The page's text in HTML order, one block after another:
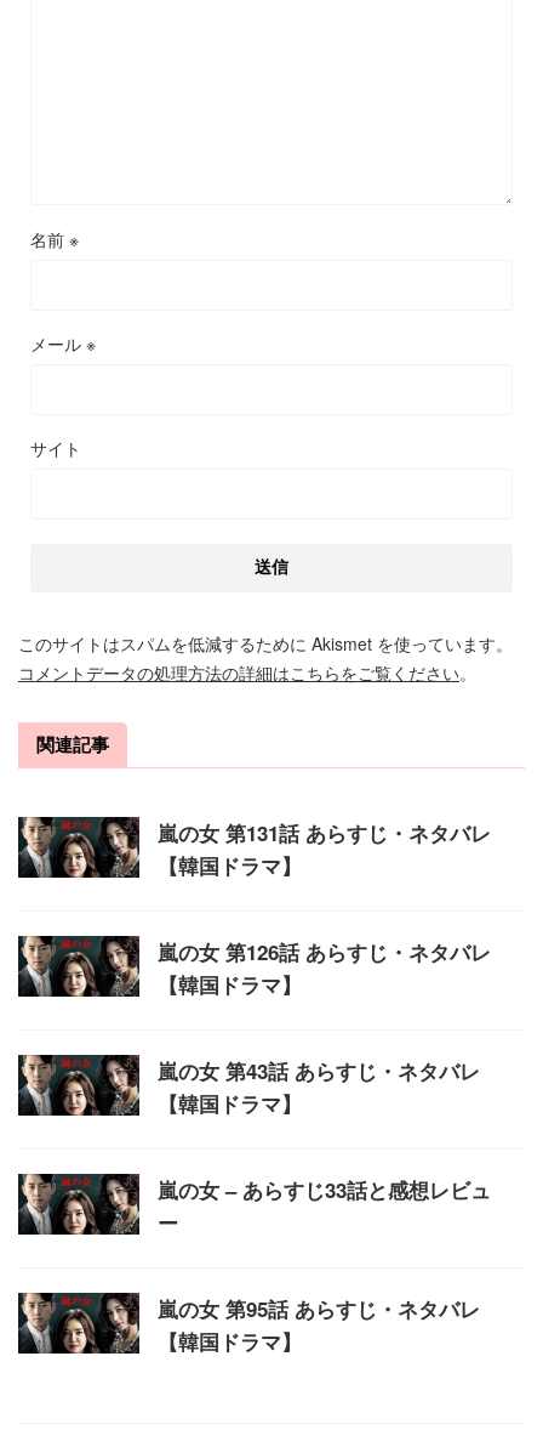
名前 ※
メール ※
サイト
このサイトはスパムを低減するために Akismet を使っています。
コメントデータの処理方法の詳細はこちらをご覧ください。
関連記事
嵐の女 第131話 あらすじ・ネタバレ
【韓国ドラマ】
嵐の女 第126話 あらすじ・ネタバレ
【韓国ドラマ】
嵐の女 第43話 あらすじ・ネタバレ
【韓国ドラマ】
嵐の女 – あらすじ33話と感想レビュ
ー
嵐の女 第95話 あらすじ・ネタバレ
【韓国ドラマ】